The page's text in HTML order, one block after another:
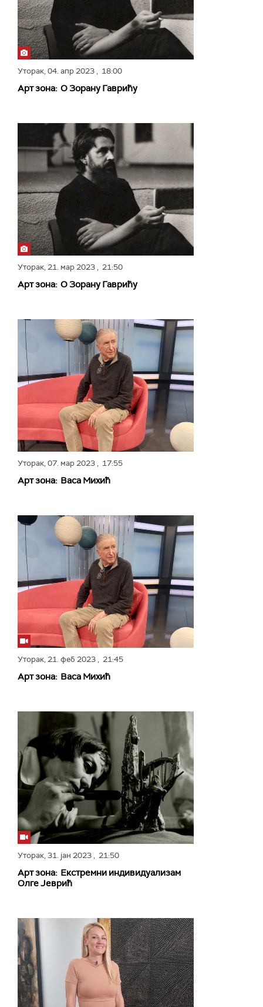
Уторак,04. апр 2023, 18:00
Арт зона: О Зорану Гаврићу
Уторак,21. мар 2023, 21:50
Арт зона: О Зорану Гаврићу
Уторак,07. мар 2023, 17:55
Арт зона: Васа Михић
Уторак,21. феб 2023, 21:45
Арт зона: Васа Михић
Уторак,31. јан 2023, 21:50
Арт зона: Екстремни индивидуализам
Олге Јеврић